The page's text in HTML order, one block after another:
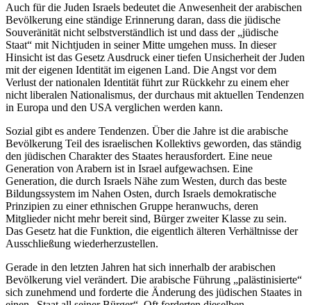
Auch für die Juden Israels bedeutet die Anwesenheit der arabischen
Bevölkerung eine ständige Erinnerung daran, dass die jüdische
Souveränität nicht selbstverständlich ist und dass der „jüdische
Staat“ mit Nichtjuden in seiner Mitte umgehen muss. In dieser
Hinsicht ist das Gesetz Ausdruck einer tiefen Unsicherheit der Juden
mit der eigenen Identität im eigenen Land. Die Angst vor dem
Verlust der nationalen Identität führt zur Rückkehr zu einem eher
nicht liberalen Nationalismus, der durchaus mit aktuellen Tendenzen
in Europa und den USA verglichen werden kann.
Sozial gibt es andere Tendenzen. Über die Jahre ist die arabische
Bevölkerung Teil des israelischen Kollektivs geworden, das ständig
den jüdischen Charakter des Staates herausfordert. Eine neue
Generation von Arabern ist in Israel aufgewachsen. Eine
Generation, die durch Israels Nähe zum Westen, durch das beste
Bildungssystem im Nahen Osten, durch Israels demokratische
Prinzipien zu einer ethnischen Gruppe heranwuchs, deren
Mitglieder nicht mehr bereit sind, Bürger zweiter Klasse zu sein.
Das Gesetz hat die Funktion, die eigentlich älteren Verhältnisse der
Ausschließung wiederherzustellen.
Gerade in den letzten Jahren hat sich innerhalb der arabischen
Bevölkerung viel verändert. Die arabische Führung „palästinisierte“
sich zunehmend und forderte die Änderung des jüdischen Staates in